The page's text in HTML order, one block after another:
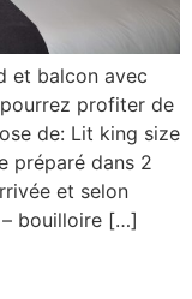
et balcon avec
pourrez profiter de
de: Lit king size
préparé dans 2
et selon
bouilloire […]